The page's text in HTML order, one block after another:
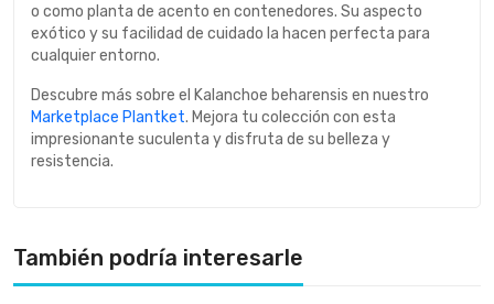
o como planta de acento en contenedores. Su aspecto
exótico y su facilidad de cuidado la hacen perfecta para
cualquier entorno.
Descubre más sobre el Kalanchoe beharensis en nuestro
Marketplace Plantket. Mejora tu colección con esta
impresionante suculenta y disfruta de su belleza y
resistencia.
También podría interesarle